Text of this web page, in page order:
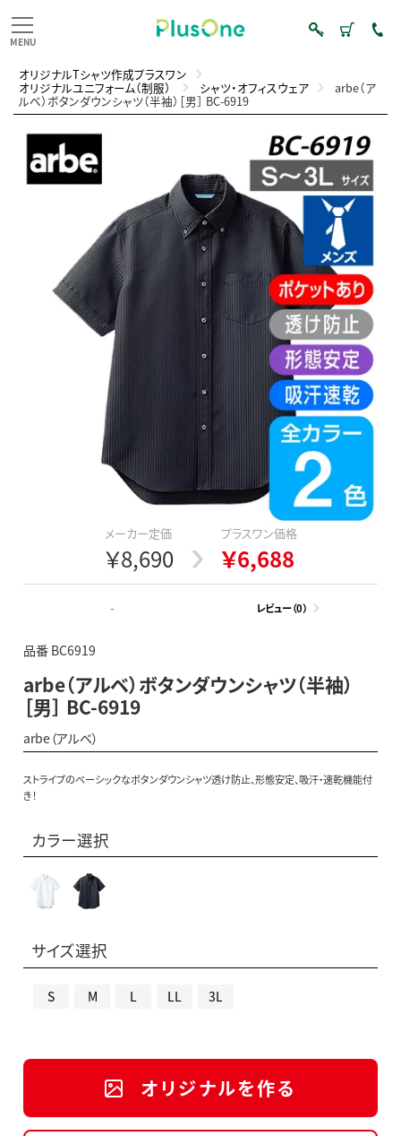
オリジナルTシャツ作成プラスワン
オリジナルユニフォーム（制服） シャツ・オフィスウェア arbe（ア
ルベ）ボタンダウンシャツ（半袖）［男］ BC-6919
メーカー定価
￥8,690
プラスワン価格
￥6,688
- レビュー（0）
品番 BC6919
arbe（アルベ）ボタンダウンシャツ（半袖）
［男］ BC-6919
arbe（アルベ）
ストライプのベーシックなボタンダウンシャツ透け防止、形態安定、吸汗・速乾機能付
き！
カラー選択
サイズ選択
S M L LL 3L
オリジナルを作る